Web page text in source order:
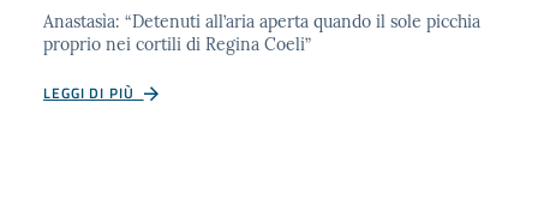
Anastasìa: “Detenuti all’aria aperta quando il sole picchia
proprio nei cortili di Regina Coeli”
LEGGI DI PIÙ